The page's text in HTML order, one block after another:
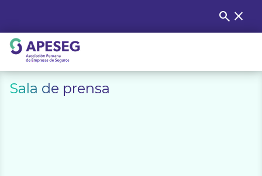
content
Buscar:
search close
APESEG
Sala de prensa